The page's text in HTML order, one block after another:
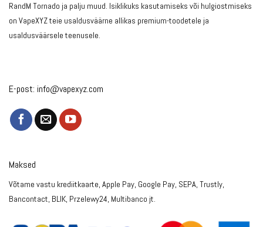
RandM Tornado ja palju muud. Isiklikuks kasutamiseks või hulgiostmiseks
on VapeXYZ teie usaldusväärne allikas premium-toodetele ja
usaldusväärsele teenusele.
E-post: info@vapexyz.com
Maksed
Võtame vastu krediitkaarte, Apple Pay, Google Pay, SEPA, Trustly,
Bancontact, BLIK, Przelewy24, Multibanco jt.